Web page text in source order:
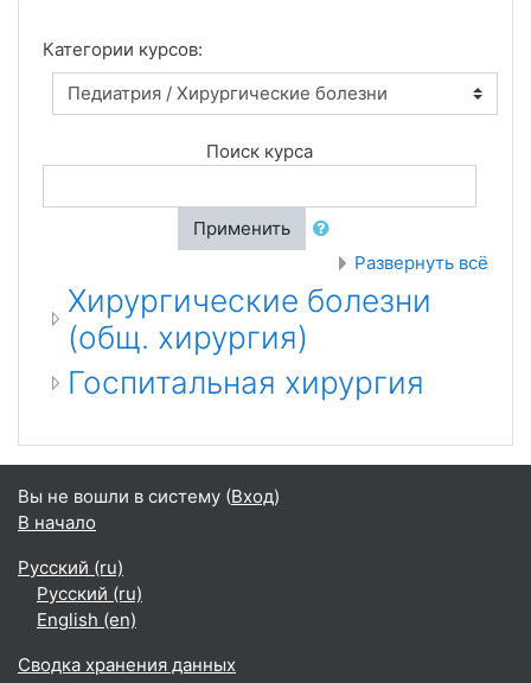
Категории курсов:
Поиск курса
Применить
Развернуть всё
Хирургические болезни
(общ. хирургия)
Госпитальная хирургия
Вы не вошли в систему (Вход)
В начало
Русский ‎(ru)‎
Русский ‎(ru)‎
English ‎(en)‎
Сводка хранения данных